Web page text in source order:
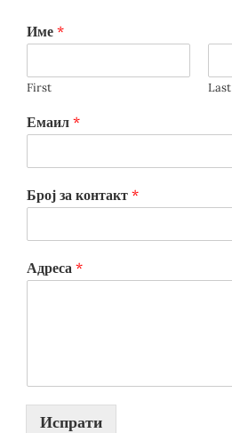
Име *
First Last
Емаил *
Број за контакт *
Адреса *
Испрати